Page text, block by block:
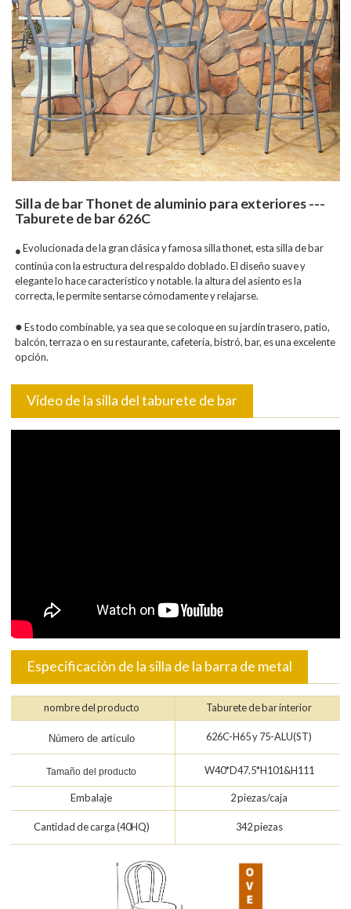
Silla de bar Thonet de aluminio para exteriores ---
Taburete de bar 626C
● Evolucionada de la gran clásica y famosa silla thonet, esta silla de bar
continúa con la estructura del respaldo doblado. El diseño suave y
elegante lo hace característico y notable. la altura del asiento es la
correcta, le permite sentarse cómodamente y relajarse.
● Es todo combinable, ya sea que se coloque en su jardín trasero, patio,
balcón, terraza o en su restaurante, cafetería, bistró, bar, es una excelente
opción.
Vídeo de la silla del taburete de bar
Especificación de la silla de la barra de metal
nombre del producto Taburete de bar interior
Número de artículo 626C-H65 y 75-ALU(ST)
Tamaño del producto W40*D47.5*H101&H111
Embalaje 2 piezas/caja
Cantidad de carga (40HQ) 342 piezas